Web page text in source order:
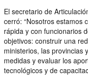
El secretario de
cerró: “Nosotros estamos
rápida y con funcionarios
objetivos: construir una
ministerios, las provincias
medidas y evaluar los
tecnológicos y de